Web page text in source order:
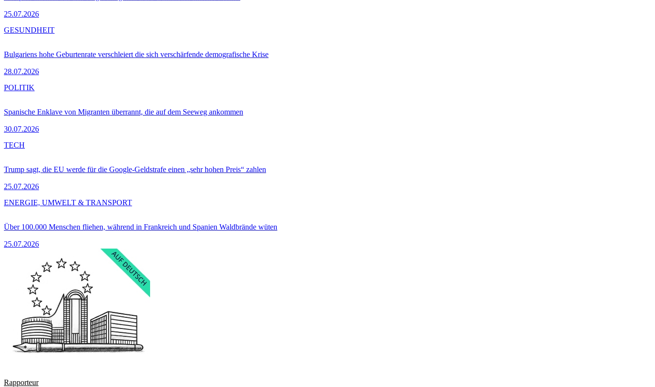
25.07.2026
Bulgariens hohe Geburtenrate verschleiert die sich verschärfende demografische Krise
28.07.2026
GESUNDHEIT
Spanische Enklave von Migranten überrannt, die auf dem Seeweg ankommen
30.07.2026
POLITIK
Trump sagt, die EU werde für die Google-Geldstrafe einen „sehr hohen Preis“ zahlen
25.07.2026
TECH
Über 100.000 Menschen fliehen, während in Frankreich und Spanien Waldbrände wüten
25.07.2026
ENERGIE, UMWELT & TRANSPORT
Rapporteur